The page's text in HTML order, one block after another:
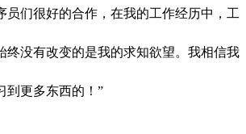
员们很好的合作，在我的工作经历中，工
终没有改变的是我的求知欲望。我相信我
到更多东西的！”